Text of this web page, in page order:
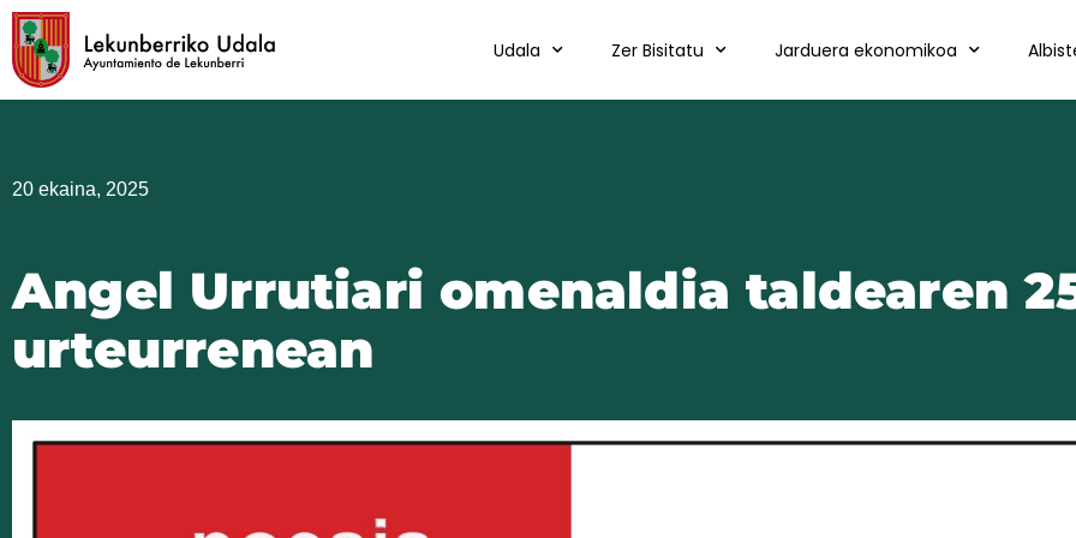
Skip
to
content
Udala Zer Bisitatu Jarduera ekonomikoa
20 ekaina, 2025
Angel Urrutiari omenaldia taldearen
urteurrenean